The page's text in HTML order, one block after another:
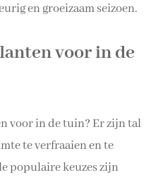
en groeizaam seizoen.
voor in de
voor in de tuin? Er zijn tal
te verfraaien en te
populaire keuzes zijn